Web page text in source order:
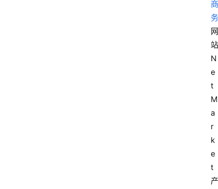
商
务
网
站
N
e
t
M
a
r
k
e
t
产